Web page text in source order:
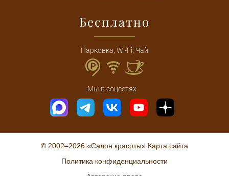
Бесплатно
Парковка, Wi-Fi, Чай
Мы в соцсетях
© 2002–2026 «Салон красоты» Карта сайта
Политика конфиденциальности